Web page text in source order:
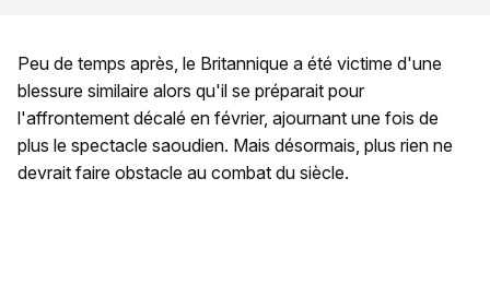
Peu de temps après, le Britannique a été victime d'une
blessure similaire alors qu'il se préparait pour
l'affrontement décalé en février, ajournant une fois de
plus le spectacle saoudien. Mais désormais, plus rien ne
devrait faire obstacle au combat du siècle.